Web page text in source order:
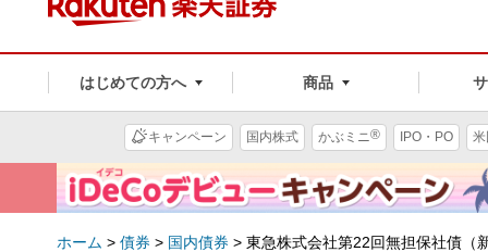
はじめての方へ 商品
キャンペーン 国内株式 かぶミニ® IPO・PO
ホーム > 債券 > 国内債券 > 東急株式会社第22回無担保社債（